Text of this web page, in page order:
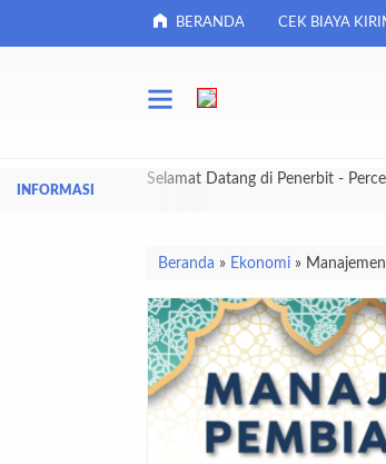
BERANDA CEK BIAYA
Selamat Datang di Penerbit -
Beranda » Ekonomi »